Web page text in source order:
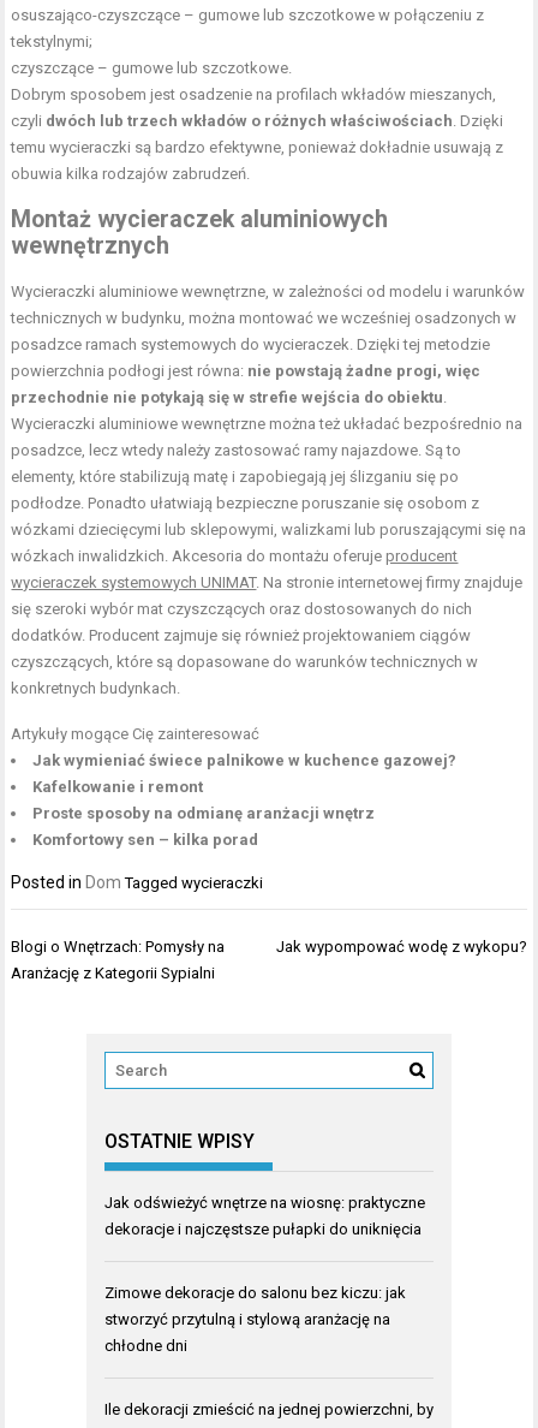
osuszająco-czyszczące – gumowe lub szczotkowe w połączeniu z
tekstylnymi;
czyszczące – gumowe lub szczotkowe.
Dobrym sposobem jest osadzenie na profilach wkładów mieszanych,
czyli dwóch lub trzech wkładów o różnych właściwościach. Dzięki
temu wycieraczki są bardzo efektywne, ponieważ dokładnie usuwają z
obuwia kilka rodzajów zabrudzeń.
Montaż wycieraczek aluminiowych
wewnętrznych
Wycieraczki aluminiowe wewnętrzne, w zależności od modelu i warunków
technicznych w budynku, można montować we wcześniej osadzonych w
posadzce ramach systemowych do wycieraczek. Dzięki tej metodzie
powierzchnia podłogi jest równa: nie powstają żadne progi, więc
przechodnie nie potykają się w strefie wejścia do obiektu.
Wycieraczki aluminiowe wewnętrzne można też układać bezpośrednio na
posadzce, lecz wtedy należy zastosować ramy najazdowe. Są to
elementy, które stabilizują matę i zapobiegają jej ślizganiu się po
podłodze. Ponadto ułatwiają bezpieczne poruszanie się osobom z
wózkami dziecięcymi lub sklepowymi, walizkami lub poruszającymi się na
wózkach inwalidzkich. Akcesoria do montażu oferuje producent
wycieraczek systemowych UNIMAT. Na stronie internetowej firmy znajduje
się szeroki wybór mat czyszczących oraz dostosowanych do nich
dodatków. Producent zajmuje się również projektowaniem ciągów
czyszczących, które są dopasowane do warunków technicznych w
konkretnych budynkach.
Artykuły mogące Cię zainteresować
Jak wymieniać świece palnikowe w kuchence gazowej?
Kafelkowanie i remont
Proste sposoby na odmianę aranżacji wnętrz
Komfortowy sen – kilka porad
Posted in Dom Taggedwycieraczki
Nawigacja
wpisu
Blogi o Wnętrzach: Pomysły na
Aranżację z Kategorii Sypialni
Jak wypompować wodę z wykopu?
OSTATNIE WPISY
Jak odświeżyć wnętrze na wiosnę: praktyczne
dekoracje i najczęstsze pułapki do uniknięcia
Zimowe dekoracje do salonu bez kiczu: jak
stworzyć przytulną i stylową aranżację na
chłodne dni
Ile dekoracji zmieścić na jednej powierzchni, by